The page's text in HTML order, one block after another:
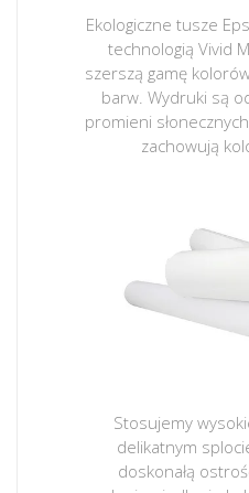
Ekologiczne tusze
technologią Vivid
szerszą gamę
barw. Wydruki są
promieni
zachowują
Stosujemy
delikatnym
doskonałą